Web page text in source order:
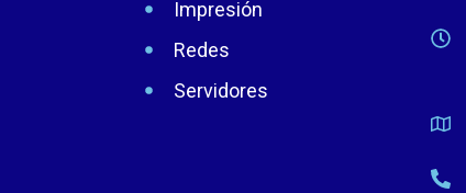
Impresión
Redes
Servidores